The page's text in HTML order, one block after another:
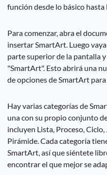
función desde lo básico hasta
Para comenzar, abra el
insertar SmartArt. Luego
parte superior de la pantalla
"SmartArt". Esto abrirá una
de opciones de SmartArt para
Hay varias categorías de
una con su propio conjunto
incluyen Lista, Proceso,
Pirámide. Cada categoría
SmartArt, así que siéntete
encontrar el que mejor se